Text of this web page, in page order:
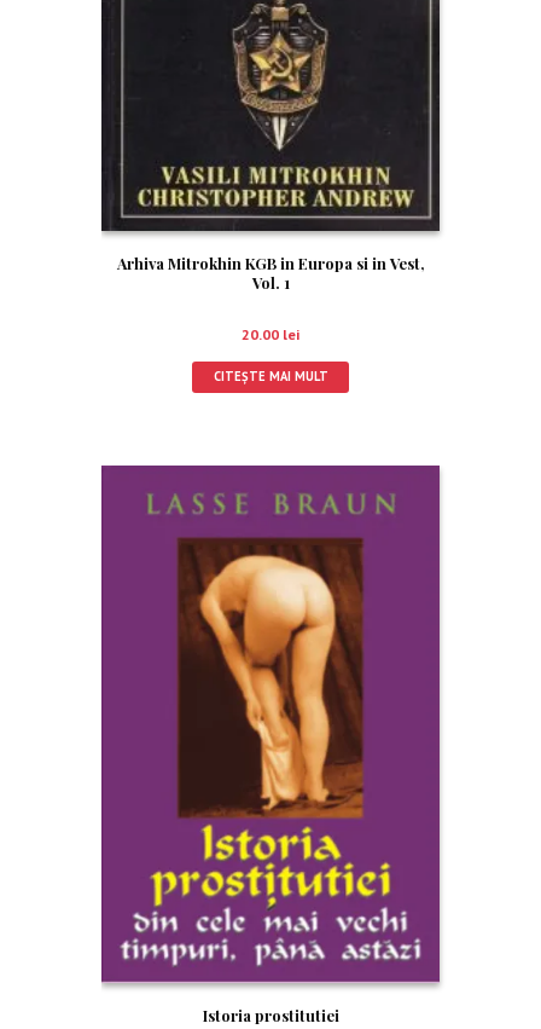
Arhiva Mitrokhin KGB in Europa si in Vest,
Vol. 1
20.00 lei
CITEȘTE MAI MULT
Istoria prostitutiei